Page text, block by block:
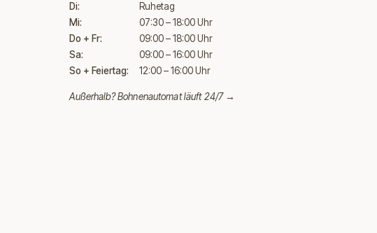
Di:
Ruhetag
Mi:
07:30 – 18:00 Uhr
Do + Fr:
09:00 – 18:00 Uhr
Sa:
09:00 – 16:00 Uhr
So + Feiertag:
12:00 – 16:00 Uhr
Außerhalb?Bohnenautomat läuft 24/7 →